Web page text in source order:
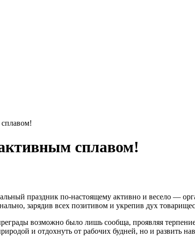
сплавом!
праздник по-настоящему активно и весело —
зарядив всех позитивом и укрепив дух
возможно было лишь сообща, проявляя
и отдохнуть от рабочих будней, но и развить